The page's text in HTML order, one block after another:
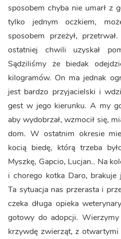
sposobem chyba nie umarł z
tylko jednym oczkiem,
sposobem przeżył,
ostatniej chwili uzyskał
Sądziliśmy że biedak
kilogramów. On ma jednak
jest bardzo przyjacielski i
gest w jego kierunku. A my
aby wydobrzał, wzmocił się,
dom. W ostatnim okresie
kocią biedę, którą trzeba
Myszkę, Gapcio, Lucjan.. Na
i chorego kotka Daro,
Ta sytuacja nas przerasta i
czeka długa opieka
gotowy do adopcji.
krzywdę zwierząt, z